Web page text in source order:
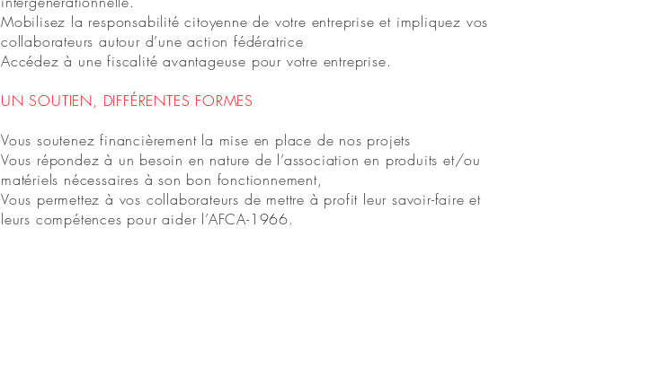
Mobilisez la responsabilité citoyenne de votre entreprise et impliquez vos
collaborateurs autour d’une action fédératrice
Accédez à une fiscalité avantageuse pour votre entreprise.
UN SOUTIEN, DIFFÉRENTES FORMES
Vous soutenez financièrement la mise en place de nos projets
Vous répondez à un besoin en nature de l’association en produits et/ou
matériels nécessaires à son bon fonctionnement,
Vous permettez à vos collaborateurs de mettre à profit leur savoir-faire et
leurs compétences pour aider l’AFCA-1966.